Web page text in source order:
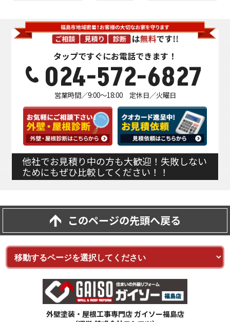
タップですぐにお電話できます！
024-572-6827
営業時間／9:00～18:00 定休日／火曜日
他社でお見積り中の方も大歓迎！失敗しない
ためにもぜひ比較してください！！
このページの先頭へ戻る
外壁塗装・屋根工事専門店 ガイソー福島店